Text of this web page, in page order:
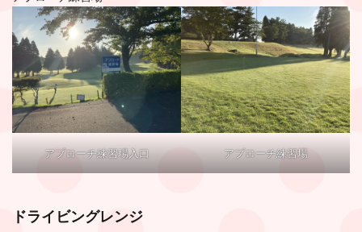
アプローチ練習場入口 アプローチ練習場
ドライビングレンジ